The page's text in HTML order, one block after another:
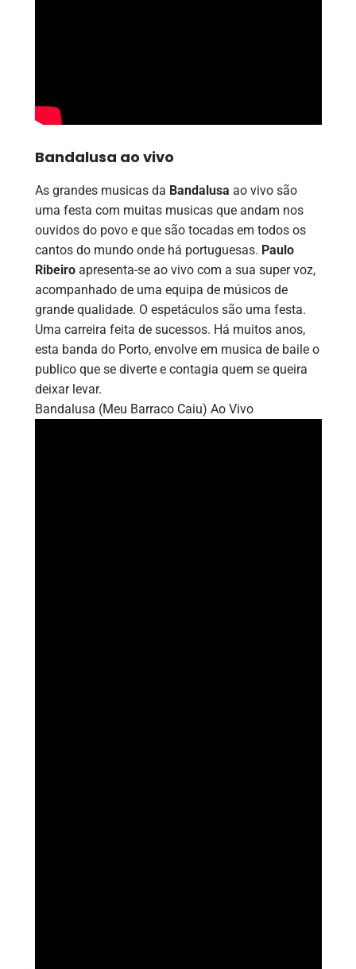
Bandalusa ao vivo
As grandes musicas da Bandalusa ao vivo são
uma festa com muitas musicas que andam nos
ouvidos do povo e que são tocadas em todos os
cantos do mundo onde há portuguesas. Paulo
Ribeiroapresenta-se ao vivo com a sua super voz,
acompanhado de uma equipa de músicos de
grande qualidade. O espetáculos são uma festa.
Uma carreira feita de sucessos. Há muitos anos,
esta banda do Porto, envolve em musica de baile o
publico que se diverte e contagia quem se queira
deixar levar.
Bandalusa (Meu Barraco Caiu) Ao Vivo